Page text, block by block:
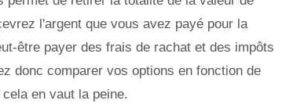
l'argent que vous avez payé pour la
être payer des frais de rachat et des impôts
donc comparer vos options en fonction de
en vaut la peine.